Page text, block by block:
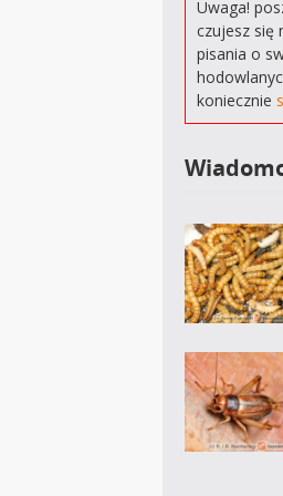
Uwaga!
czujesz się
pisania o
koniecznie